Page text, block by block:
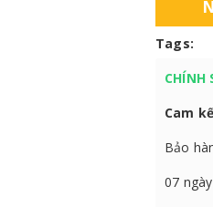
Tags:
CHÍNH
Cam
Bảo
07